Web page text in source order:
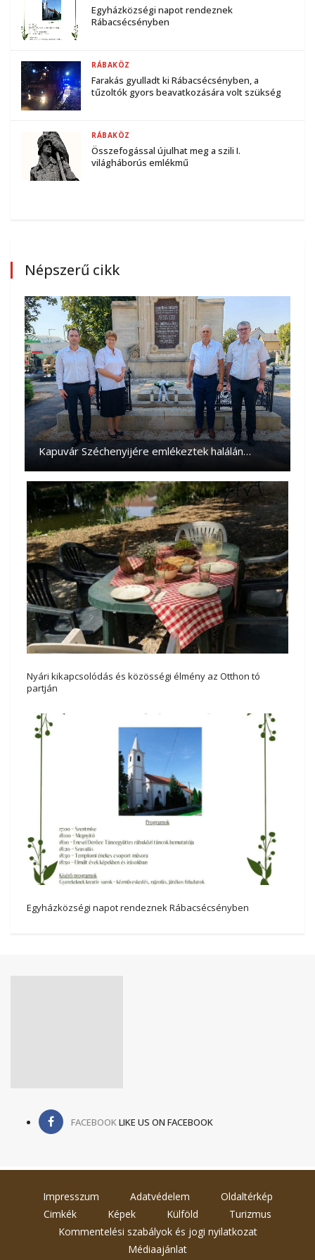
Egyházközségi napot rendeznek
Rábacsécsényben
Farakás gyulladt ki Rábacsécsényben, a
tűzoltók gyors beavatkozására volt szükség
RÁBAKÖZ
Összefogással újulhat meg a szili I.
világháborús emlékmű
RÁBAKÖZ
Népszerű cikk
Kapuvár Széchenyijére emlékeztek halálán…
Nyári kikapcsolódás és közösségi élmény az Otthon tó
partján
Egyházközségi napot rendeznek Rábacsécsényben
FACEBOOKLIKE US ON FACEBOOK
Impresszum Adatvédelem
Oldaltérkép
Cimkék
Képek Külföld
Turizmus
Kommentelési szabályok és jogi nyilatkozat
Médiaajánlat